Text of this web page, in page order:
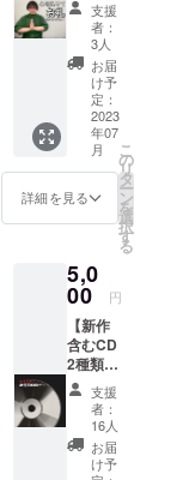
サイン
で書い
て欲し
いご自
身のお
名前を
ご記入
くださ
い。記
入がな
い場合
ます。
未開封
(サイン
なし)希
望の場
合は、
その旨
備考欄
に記載
くださ
い。
・サイ
ン入り
写真(ラ
イブ写
真にあ
なたの
お名前
を書い
てサイ
ンしま
と思っ
て、お
気軽に
ご注文
頂けた
ら嬉し
いです︎
ちらの
リター
ンはCD
いたお
礼を動
画でお
届け！
支援者
限定で
ご覧頂
ける、
視聴可
能な
URLを
お送り
す。 ※
備考欄
へ入れ
て欲し
い言葉
があれ
ばお書
きくだ
さい！
3〜5個
くらい
支援
者：
3人
お届
け予
定：
2023
年07
月
詳細を見る
こ
の
リ
タ
ー
ン
を
選
択
す
る
5,0
00 円
【新作
含むCD
2種類
ゲッ
ト】 ・
今作
「痛み
の作
支援
者：
16人
お届
け予